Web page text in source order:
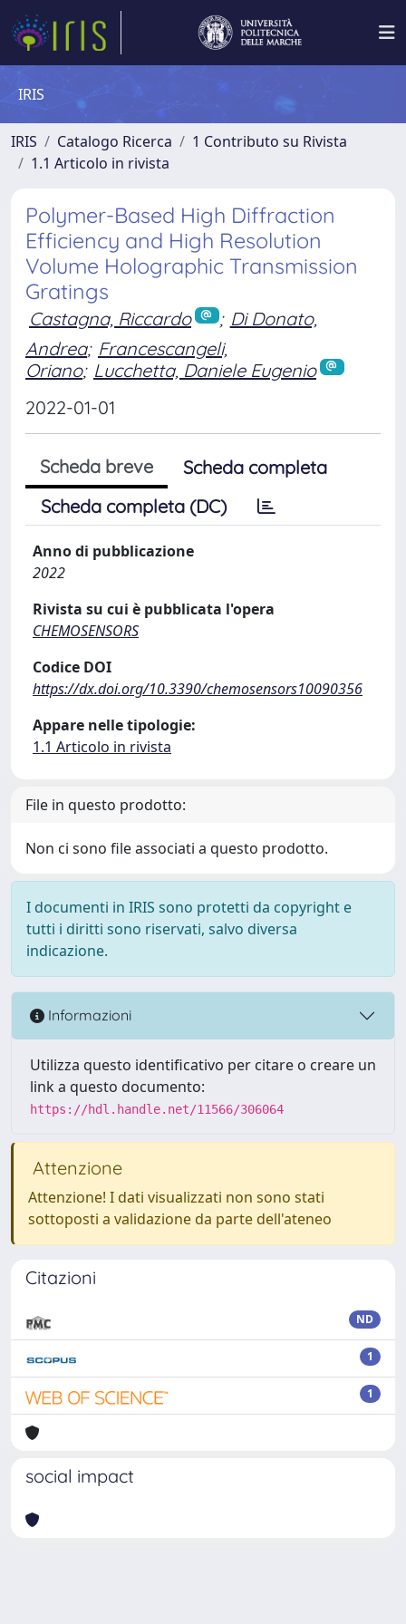
IRIS
IRIS Catalogo Ricerca
1 Contributo su Rivista
1.1 Articolo in rivista
Polymer-Based High Diffraction
Efficiency and High Resolution
Volume Holographic Transmission
Gratings
Castagna, Riccardo ; Di Donato,
Andrea; Francescangeli,
Oriano; Lucchetta, Daniele Eugenio
2022-01-01
Scheda breve
Scheda completa
Scheda completa (DC)
Anno di pubblicazione
2022
Rivista su cui è pubblicata l'opera
CHEMOSENSORS
Codice DOI
https://dx.doi.org/10.3390/chemosensors10090356
Appare nelle tipologie:
1.1 Articolo in rivista
File in questo prodotto:
Non ci sono file associati a questo prodotto.
I documenti in IRIS sono protetti da copyright e
tutti i diritti sono riservati, salvo diversa
indicazione.
Informazioni
Utilizza questo identificativo per citare o creare un
link a questo documento:
https://hdl.handle.net/11566/306064
Attenzione
Attenzione! I dati visualizzati non sono stati
sottoposti a validazione da parte dell'ateneo
Citazioni
ND
1
1
social impact